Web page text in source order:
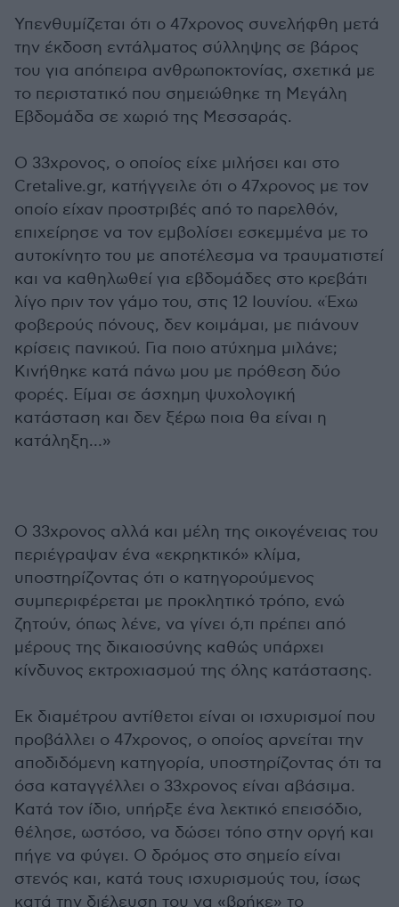
Υπενθυμίζεται ότι ο 47χρονος συνελήφθη μετά
την έκδοση εντάλματος σύλληψης σε βάρος
του για απόπειρα ανθρωποκτονίας, σχετικά με
το περιστατικό που σημειώθηκε τη Μεγάλη
Εβδομάδα σε χωριό της Μεσσαράς.
Ο 33χρονος, ο οποίος είχε μιλήσει και στο
Cretalive.gr, κατήγγειλε ότι ο 47χρονος με τον
οποίο είχαν προστριβές από το παρελθόν,
επιχείρησε να τον εμβολίσει εσκεμμένα με το
αυτοκίνητο του με αποτέλεσμα να τραυματιστεί
και να καθηλωθεί για εβδομάδες στο κρεβάτι
λίγο πριν τον γάμο του, στις 12 Ιουνίου. «Έχω
φοβερούς πόνους, δεν κοιμάμαι, με πιάνουν
κρίσεις πανικού. Για ποιο ατύχημα μιλάνε;
Κινήθηκε κατά πάνω μου με πρόθεση δύο
φορές. Είμαι σε άσχημη ψυχολογική
κατάσταση και δεν ξέρω ποια θα είναι η
κατάληξη…»
Ο 33χρονος αλλά και μέλη της οικογένειας του
περιέγραψαν ένα «εκρηκτικό» κλίμα,
υποστηρίζοντας ότι ο κατηγορούμενος
συμπεριφέρεται με προκλητικό τρόπο, ενώ
ζητούν, όπως λένε, να γίνει ό,τι πρέπει από
μέρους της δικαιοσύνης καθώς υπάρχει
κίνδυνος εκτροχιασμού της όλης κατάστασης.
Εκ διαμέτρου αντίθετοι είναι οι ισχυρισμοί που
προβάλλει ο 47χρονος, ο οποίος αρνείται την
αποδιδόμενη κατηγορία, υποστηρίζοντας ότι τα
όσα καταγγέλλει ο 33χρονος είναι αβάσιμα.
Κατά τον ίδιο, υπήρξε ένα λεκτικό επεισόδιο,
θέλησε, ωστόσο, να δώσει τόπο στην οργή και
πήγε να φύγει. Ο δρόμος στο σημείο είναι
στενός και, κατά τους ισχυρισμούς του, ίσως
κατά την διέλευση του να «βρήκε» το